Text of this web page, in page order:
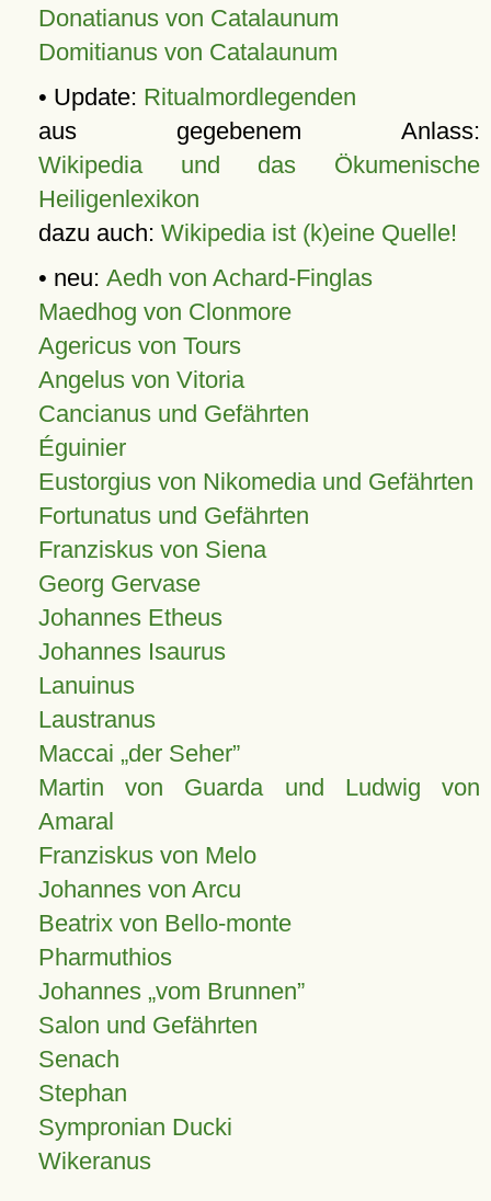
Donatianus von Catalaunum
Domitianus von Catalaunum
• Update: Ritualmordlegenden
aus gegebenem Anlass:
Wikipedia und das Ökumenische
Heiligenlexikon
dazu auch: Wikipedia ist (k)eine Quelle!
• neu: Aedh von Achard-Finglas
Maedhog von Clonmore
Agericus von Tours
Angelus von Vitoria
Cancianus und Gefährten
Éguinier
Eustorgius von Nikomedia und Gefährten
Fortunatus und Gefährten
Franziskus von Siena
Georg Gervase
Johannes Etheus
Johannes Isaurus
Lanuinus
Laustranus
Maccai „der Seher”
Martin von Guarda und Ludwig von
Amaral
Franziskus von Melo
Johannes von Arcu
Beatrix von Bello-monte
Pharmuthios
Johannes vom Brunnen
Salon und Gefährten
Senach
Stephan
Sympronian Ducki
Wikeranus